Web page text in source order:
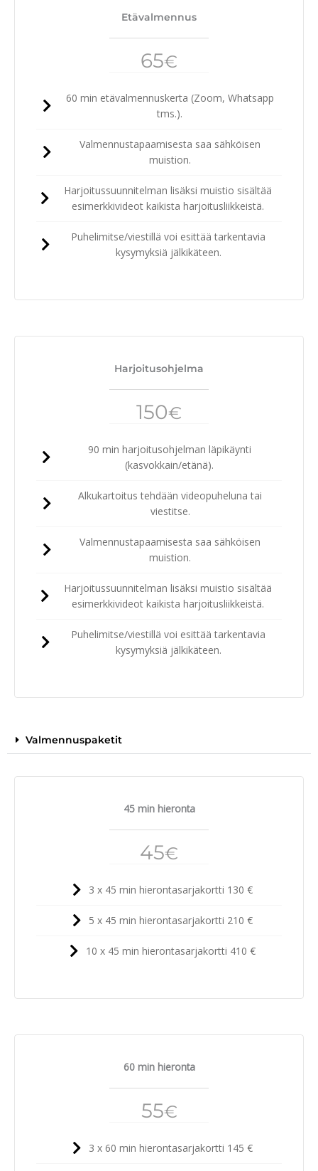
Etävalmennus
65€
60 min etävalmennuskerta (Zoom, Whatsapp
tms.).
Valmennustapaamisesta saa sähköisen
muistion.
Harjoitussuunnitelman lisäksi muistio sisältää
esimerkkivideot kaikista harjoitusliikkeistä.
Puhelimitse/viestillä voi esittää tarkentavia
kysymyksiä jälkikäteen.
Harjoitusohjelma
150€
90 min harjoitusohjelman läpikäynti
(kasvokkain/etänä).
Alkukartoitus tehdään videopuheluna tai
viestitse.
Valmennustapaamisesta saa sähköisen
muistion.
Harjoitussuunnitelman lisäksi muistio sisältää
esimerkkivideot kaikista harjoitusliikkeistä.
Puhelimitse/viestillä voi esittää tarkentavia
kysymyksiä jälkikäteen.
Valmennuspaketit
45 min hieronta
45€
3 x 45 min hierontasarjakortti 130 €
5 x 45 min hierontasarjakortti 210 €
10 x 45 min hierontasarjakortti 410 €
60 min hieronta
55€
3 x 60 min hierontasarjakortti 145 €